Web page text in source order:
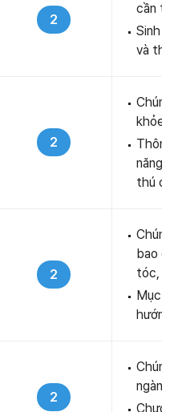
2
cần
Sinh
và
2
Chúng
khỏe
Thông
năng
thú
2
Chúng
bao
tóc,
Mục
hướng
2
Chúng
ngành